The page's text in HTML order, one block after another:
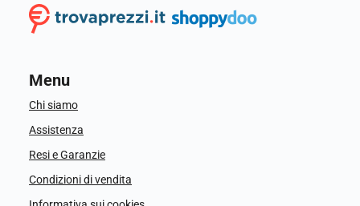
Menu
Chi siamo
Assistenza
Resi e Garanzie
Condizioni di vendita